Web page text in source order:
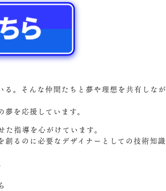
。そんな仲間たちと夢や理想を共有しなが
を応援しています。
指導を心がけています。
るのに必要なデザイナーとしての技術知識